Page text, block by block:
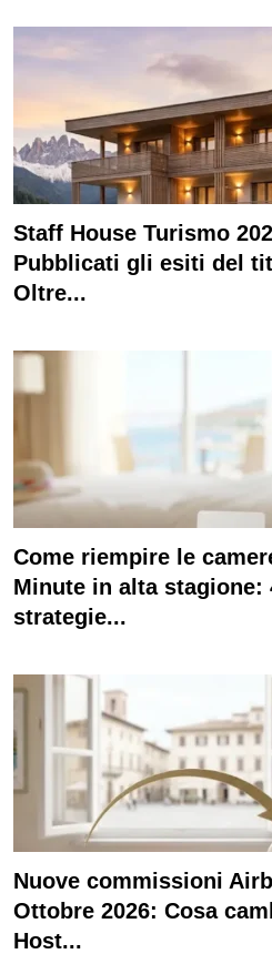
Staff House Turismo
Pubblicati gli esiti del
Oltre...
Come riempire le
Minute in alta stagione:
strategie...
Nuove commissioni
Ottobre 2026: Cosa
Host...